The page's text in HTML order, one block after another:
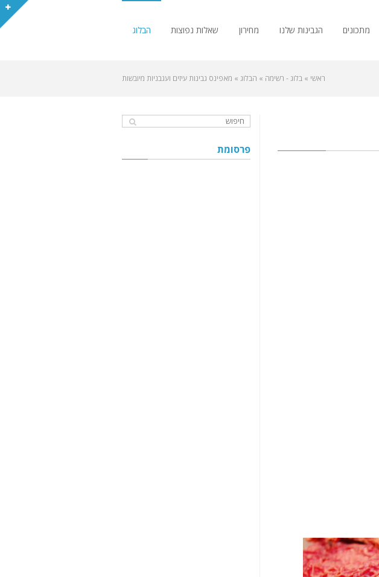
מתכונים הגבינות שלנו מחירון שאלות נפוצות הבלוג
ראשי » בלוג - רשימה » הבלוג » מאפינס גבינות עיזים ועגבניות מיובשות
פרסומת